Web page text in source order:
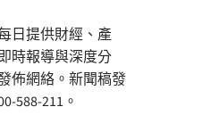
日提供財經、產
時報導與深度分
佈網絡。新聞稿發
588-211。